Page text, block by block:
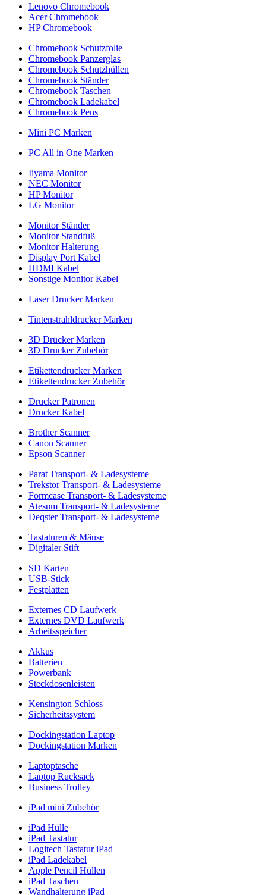
Lenovo Chromebook
Acer Chromebook
HP Chromebook
Chromebook Schutzfolie
Chromebook Panzerglas
Chromebook Schutzhüllen
Chromebook Ständer
Chromebook Taschen
Chromebook Ladekabel
Chromebook Pens
Mini PC Marken
PC All in One Marken
Iiyama Monitor
NEC Monitor
HP Monitor
LG Monitor
Monitor Ständer
Monitor Standfuß
Monitor Halterung
Display Port Kabel
HDMI Kabel
Sonstige Monitor Kabel
Laser Drucker Marken
Tintenstrahldrucker Marken
3D Drucker Marken
3D Drucker Zubehör
Etikettendrucker Marken
Etikettendrucker Zubehör
Drucker Patronen
Drucker Kabel
Brother Scanner
Canon Scanner
Epson Scanner
Parat Transport- & Ladesysteme
Trekstor Transport- & Ladesysteme
Formcase Transport- & Ladesysteme
Atesum Transport- & Ladesysteme
Deqster Transport- & Ladesysteme
Tastaturen & Mäuse
Digitaler Stift
SD Karten
USB-Stick
Festplatten
Externes CD Laufwerk
Externes DVD Laufwerk
Arbeitsspeicher
Akkus
Batterien
Powerbank
Steckdosenleisten
Kensington Schloss
Sicherheitssystem
Dockingstation Laptop
Dockingstation Marken
Laptoptasche
Laptop Rucksack
Business Trolley
iPad mini Zubehör
iPad Hülle
iPad Tastatur
Logitech Tastatur iPad
iPad Ladekabel
Apple Pencil Hüllen
iPad Taschen
Wandhalterung iPad